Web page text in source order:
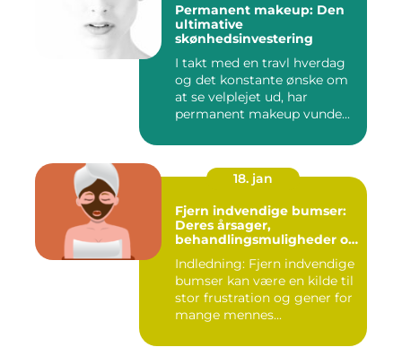
Permanent makeup: Den
ultimative
skønhedsinvestering
I takt med en travl hverdag
og det konstante ønske om
at se velplejet ud, har
permanent makeup vunde...
18. jan
Fjern indvendige bumser:
Deres årsager,
behandlingsmuligheder og
Indledning: Fjern indvendige
bumser kan være en kilde til
stor frustration og gener for
mange mennes...